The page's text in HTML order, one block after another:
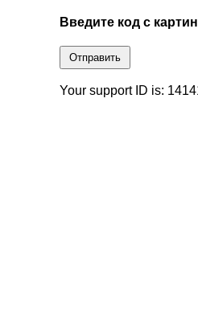
Введите код с
Отправить
Your support ID is: